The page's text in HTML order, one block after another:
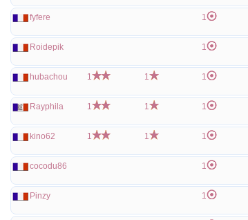
fyfere 1
Roidepik 1
hubachou 1 1 1
Rayphila 1 1 1
kino62 1 1 1
cocodu86 1
Pinzy 1